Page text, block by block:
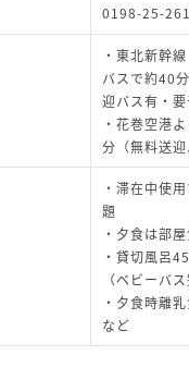
0198-25-
・東北新幹
バスで約40
迎バス有・要
・花巻空港
分（無料送
・滞在中使
題
・夕食は部
・貸切風呂
（ベビーバス
・夕食時離
など